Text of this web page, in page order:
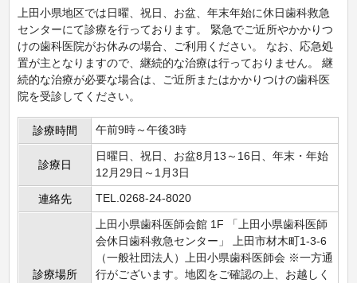
上田小県地区では日曜、祝日、お盆、年末年始に休日歯科救急
センターにて診療を行っております。 緊急でご近所やかかりつ
けの歯科医院がお休みの場合、ご利用ください。 なお、応急処
置が主となりますので、継続的な治療は行っておりません。 継
続的な治療が必要な場合は、ご近所またはかかりつけの歯科医
院を受診してください。
診療時間 午前9時～午後3時
診療日
日曜日、祝日、お盆8月13～16日、年末・年始
12月29日～1月3日
連絡先 TEL.0268-24-8020
診療場所
上田小県歯科医師会館 1F 「上田小県歯科医師
会休日歯科救急センター」 上田市材木町1-3-6
（一般社団法人）上田小県歯科医師会 ※一方通
行がございます。地図をご確認の上、お越しく